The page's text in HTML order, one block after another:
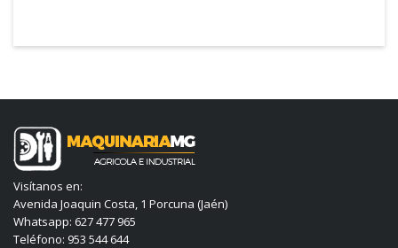
Visítanos en:
Avenida Joaquin Costa, 1 Porcuna (Jaén)
Whatsapp: 627 477 965
Teléfono: 953 544 644